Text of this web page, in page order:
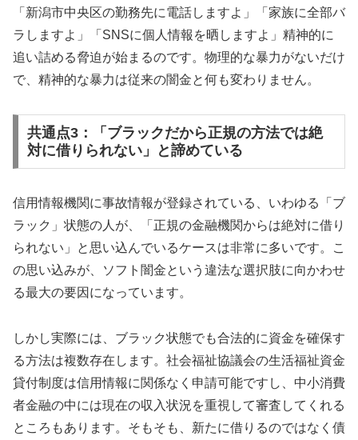
「新潟市中央区の勤務先に電話しますよ」「家族に全部バ
ラしますよ」「SNSに個人情報を晒しますよ」精神的に
追い詰める脅迫が始まるのです。物理的な暴力がないだけ
で、精神的な暴力は従来の闇金と何も変わりません。
共通点3：「ブラックだから正規の方法では絶
対に借りられない」と諦めている
信用情報機関に事故情報が登録されている、いわゆる「ブ
ラック」状態の人が、「正規の金融機関からは絶対に借り
られない」と思い込んでいるケースは非常に多いです。こ
の思い込みが、ソフト闇金という違法な選択肢に向かわせ
る最大の要因になっています。
しかし実際には、ブラック状態でも合法的に資金を確保す
る方法は複数存在します。社会福祉協議会の生活福祉資金
貸付制度は信用情報に関係なく申請可能ですし、中小消費
者金融の中には現在の収入状況を重視して審査してくれる
ところもあります。そもそも、新たに借りるのではなく債